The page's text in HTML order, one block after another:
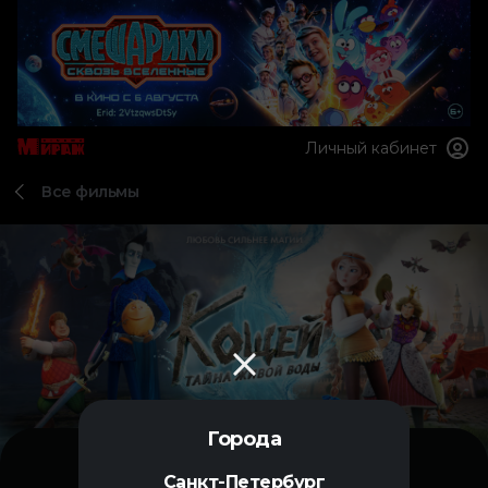
Города
Санкт-Петербург
Личный кабинет
Все фильмы